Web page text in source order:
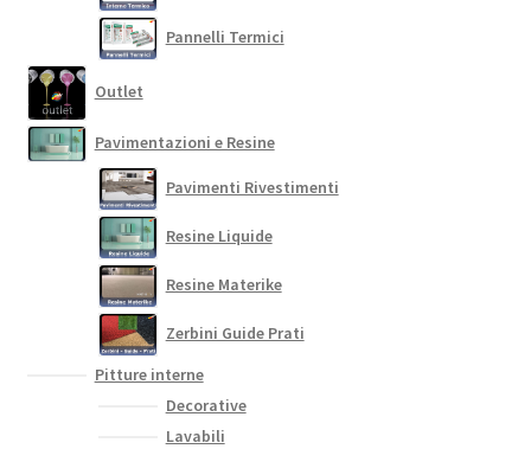
Pannelli Termici
Outlet
Pavimentazioni e Resine
Pavimenti Rivestimenti
Resine Liquide
Resine Materike
Zerbini Guide Prati
Pitture interne
Decorative
Lavabili